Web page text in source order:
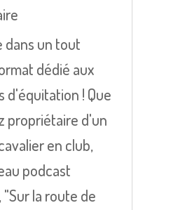
dans un tout
dédié aux
d'équitation ! Que
propriétaire d'un
en club,
podcast
la route de